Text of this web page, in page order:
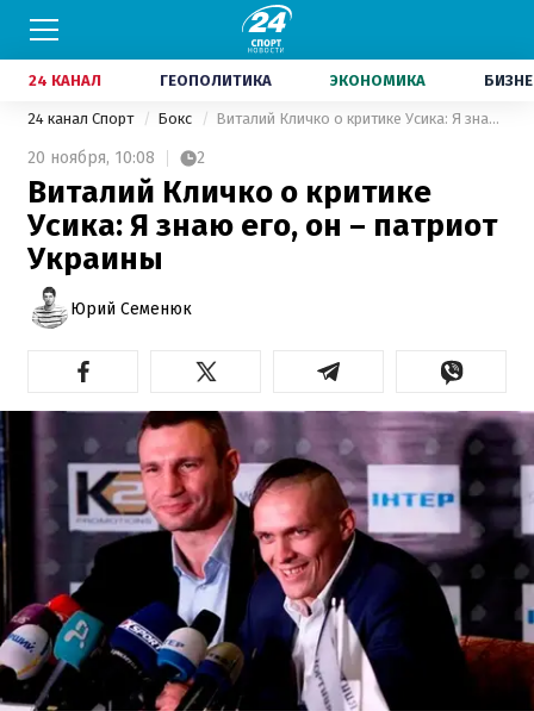
24 КАНАЛ ГЕОПОЛИТИКА ЭКОНОМИКА
24 канал Спорт Бокс Виталий Кличко о критике Усика: Я знаю его, он – патриот Украины
20 ноября, 10:08 2
Виталий Кличко о критике
Усика: Я знаю его, он – патриот
Украины
Юрий Семенюк